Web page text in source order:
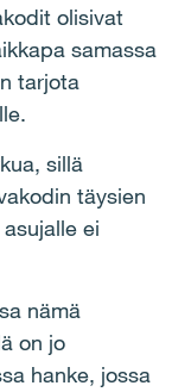
olisivat
samassa
tarjota
sillä
täysien
ei
nämä
on jo
hanke, jossa